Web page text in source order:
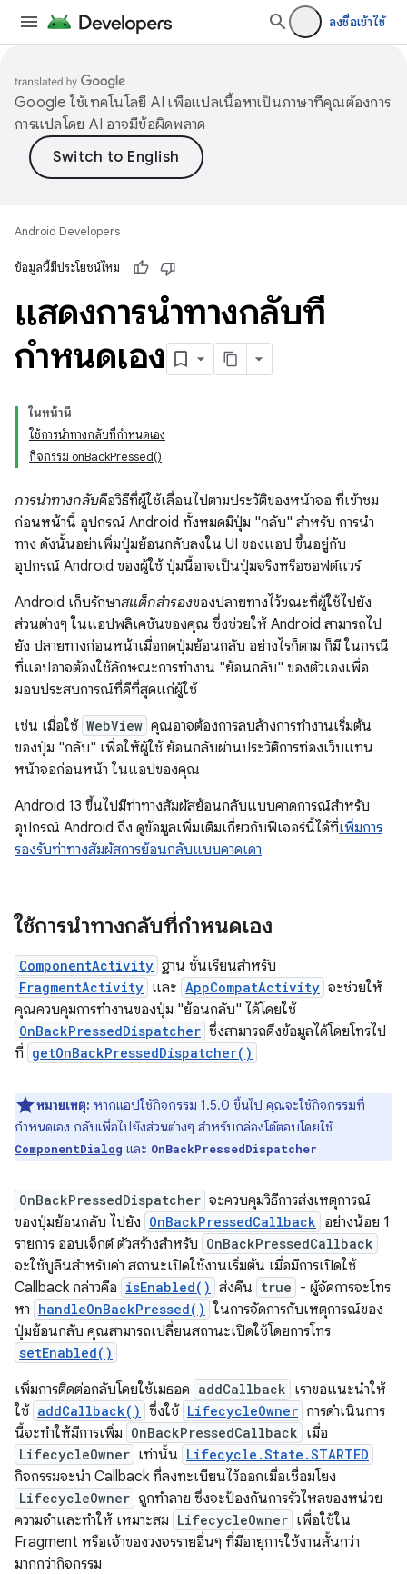
ลงชื่อเข้าใช้
Google ใช้เทคโนโลยี AI เพื่อแปลเนื้อหาเป็นภาษาที่คุณต้องการ
การแปลโดย AI อาจมีข้อผิดพลาด
Android Developers
ข้อมูลนี้มีประโยชน์ไหม
แสดงการนำทางกลับที่
กำหนดเอง
ในหน้านี้
ใช้การนำทางกลับที่กำหนดเอง
กิจกรรม onBackPressed()
การนำทางกลับคือวิธีที่ผู้ใช้เลื่อนไปตามประวัติของหน้าจอ ที่เข้าชม
ก่อนหน้านี้ อุปกรณ์ Android ทั้งหมดมีปุ่ม "กลับ" สำหรับ การนำ
ทาง ดังนั้นอย่าเพิ่มปุ่มย้อนกลับลงใน UI ของแอป ขึ้นอยู่กับ
อุปกรณ์ Android ของผู้ใช้ ปุ่มนี้อาจเป็นปุ่มจริงหรือซอฟต์แวร์
Android เก็บรักษาสแต็กสำรองของปลายทางไว้ขณะที่ผู้ใช้ไปยัง
ส่วนต่างๆ ในแอปพลิเคชันของคุณ ซึ่งช่วยให้ Android สามารถไป
ยัง ปลายทางก่อนหน้าเมื่อกดปุ่มย้อนกลับ อย่างไรก็ตาม ก็มี ในกรณี
ที่แอปอาจต้องใช้ลักษณะการทำงาน "ย้อนกลับ" ของตัวเองเพื่อ
มอบประสบการณ์ที่ดีที่สุดแก่ผู้ใช้
เช่น เมื่อใช้ WebView คุณอาจต้องการลบล้างการทำงานเริ่มต้น
ของปุ่ม "กลับ" เพื่อให้ผู้ใช้ ย้อนกลับผ่านประวัติการท่องเว็บแทน
หน้าจอก่อนหน้า ในแอปของคุณ
Android 13 ขึ้นไปมีท่าทางสัมผัสย้อนกลับแบบคาดการณ์สำหรับ
อุปกรณ์ Android ถึง ดูข้อมูลเพิ่มเติมเกี่ยวกับฟีเจอร์นี้ได้ที่เพิ่มการ
รองรับท่าทางสัมผัสการย้อนกลับแบบคาดเดา
ใช้การนำทางกลับที่กำหนดเอง
ComponentActivity ฐาน ชั้นเรียนสำหรับ
FragmentActivity และ AppCompatActivity จะช่วยให้
คุณควบคุมการทำงานของปุ่ม "ย้อนกลับ" ได้โดยใช้
OnBackPressedDispatcher ซึ่งสามารถดึงข้อมูลได้โดยโทรไป
ที่ getOnBackPressedDispatcher()
หมายเหตุ: หากแอปใช้กิจกรรม 1.5.0 ขึ้นไป คุณจะใช้กิจกรรมที่
กำหนดเอง กลับเพื่อไปยังส่วนต่างๆ สำหรับกล่องโต้ตอบโดยใช้
ComponentDialog และ OnBackPressedDispatcher
OnBackPressedDispatcher จะควบคุมวิธีการส่งเหตุการณ์
ของปุ่มย้อนกลับ ไปยัง OnBackPressedCallback อย่างน้อย 1
รายการ ออบเจ็กต์ ตัวสร้างสำหรับ OnBackPressedCallback
จะใช้บูลีนสำหรับค่า สถานะเปิดใช้งานเริ่มต้น เมื่อมีการเปิดใช้
Callback กล่าวคือ isEnabled() ส่งคืน true - ผู้จัดการจะโทร
หา handleOnBackPressed() ในการจัดการกับเหตุการณ์ของ
ปุ่มย้อนกลับ คุณสามารถเปลี่ยนสถานะเปิดใช้โดยการโทร
setEnabled()
เพิ่มการติดต่อกลับโดยใช้เมธอด addCallback เราขอแนะนำให้
ใช้ addCallback() ซึ่งใช้ LifecycleOwner การดำเนินการ
นี้จะทำให้มีการเพิ่ม OnBackPressedCallback เมื่อ
LifecycleOwner เท่านั้น Lifecycle.State.STARTED
กิจกรรมจะนำ Callback ที่ลงทะเบียนไว้ออกเมื่อเชื่อมโยง
LifecycleOwner ถูกทำลาย ซึ่งจะป้องกันการรั่วไหลของหน่วย
ความจำและทำให้ เหมาะสม LifecycleOwner เพื่อใช้ใน
Fragment หรือเจ้าของวงจรรายอื่นๆ ที่มีอายุการใช้งานสั้นกว่า
มากกว่ากิจกรรม